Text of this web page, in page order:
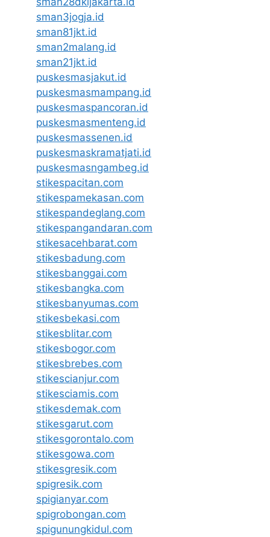
sman3jogja.id
sman81jkt.id
sman2malang.id
sman21jkt.id
puskesmasjakut.id
puskesmasmampang.id
puskesmaspancoran.id
puskesmasmenteng.id
puskesmassenen.id
puskesmaskramatjati.id
puskesmasngambeg.id
stikespacitan.com
stikespamekasan.com
stikespandeglang.com
stikespangandaran.com
stikesacehbarat.com
stikesbadung.com
stikesbanggai.com
stikesbangka.com
stikesbanyumas.com
stikesbekasi.com
stikesblitar.com
stikesbogor.com
stikesbrebes.com
stikescianjur.com
stikesciamis.com
stikesdemak.com
stikesgarut.com
stikesgorontalo.com
stikesgowa.com
stikesgresik.com
spigresik.com
spigianyar.com
spigrobongan.com
spigunungkidul.com